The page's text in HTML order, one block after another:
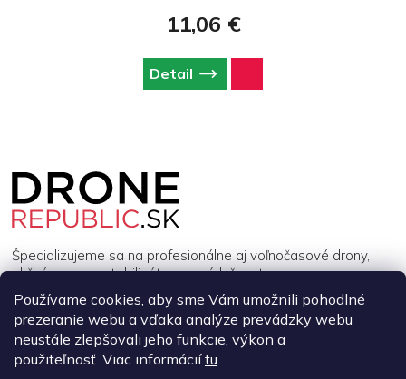
Používame cookies, aby sme Vám umožnili pohodlné
prezeranie webu a vďaka analýze prevádzky webu
neustále zlepšovali jeho funkcie, výkon a
použiteľnosť. Viac informáciítu.
11,06 €
Detail
e
Špecializujeme sa na profesionálne aj voľnočasové drony,
akčné kamery, stabilizátory a príslušenstvo.
INFORMÁCIE